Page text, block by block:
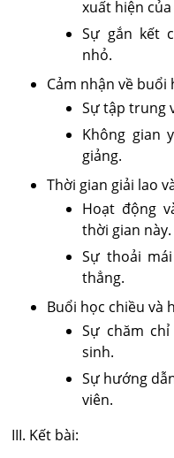
xuất hiện
Sự gắn kết
nhỏ.
Cảm nhận về buổi
Sự tập trung
Không gian
giảng.
Thời gian giải lao
Hoạt động
thời gian này.
Sự thoải
thẳng.
Buổi học chiều và
Sự chăm
sinh.
Sự hướng
viên.
III. Kết bài: